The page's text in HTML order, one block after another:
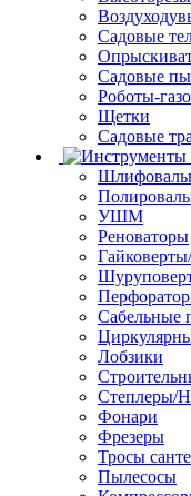
Садовые
Садовые
Роботы-
Щетки
Садовые
УШМ
Реноваторы
Сабельные
Лобзики
Степлеры/
Фонари
Фрезеры
Тросы
Пылесосы